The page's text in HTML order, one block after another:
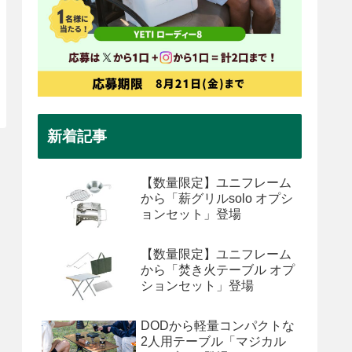
新着記事
【数量限定】ユニフレーム
から「薪グリルsolo オプシ
ョンセット」登場
【数量限定】ユニフレーム
から「焚き火テーブル オプ
ションセット」登場
DODから軽量コンパクトな
2人用テーブル「マジカル